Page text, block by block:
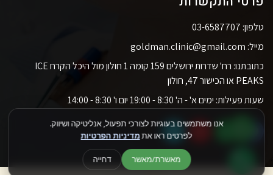
אנו משתמשים בעוגיות לצורכי תפעול, אנליטיקה ושיווק.
לפרטים ראו אתמדיניות הפרטיות
מאשרת/מאשר דחייה
טלפון: 03-6587707
מייל: goldman.clinic@gmail.com
כתובתנו: רח' שדרות ירושלים 159 קומה 1 חולון מול היכל הקרח ICE
PEAKS או הכישור 47, חולון
שעות פעילות: ימים א' - ה' 8:30 - 19:00 יום ו' 8:30 - 14:00